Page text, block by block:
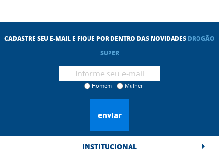
CADASTRE SEU E-MAIL E FIQUE POR DENTRO DAS NOVIDADES DROGÃO
SUPER
Homem Mulher
enviar
INSTITUCIONAL